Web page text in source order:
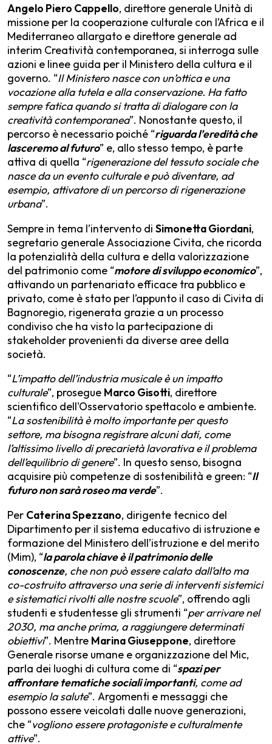
Angelo Piero Cappello, direttore generale Unità di
missione per la cooperazione culturale con l’Africa e il
Mediterraneo allargato e direttore generale ad
interim Creatività contemporanea, si interroga sulle
azioni e linee guida per il Ministero della cultura e il
governo. “Il Ministero nasce con un’ottica e una
vocazione alla tutela e alla conservazione. Ha fatto
sempre fatica quando si tratta di dialogare con la
creatività contemporanea”. Nonostante questo, il
percorso è necessario poiché “riguarda l’eredità che
lasceremo al futuro” e, allo stesso tempo, è parte
attiva di quella “rigenerazione del tessuto sociale che
nasce da un evento culturale e può diventare, ad
esempio, attivatore di un percorso di rigenerazione
urbana”.
Sempre in tema l’intervento di Simonetta Giordani,
segretario generale Associazione Civita, che ricorda
la potenzialità della cultura e della valorizzazione
del patrimonio come “motore di sviluppo economico”,
attivando un partenariato efficace tra pubblico e
privato, come è stato per l’appunto il caso di Civita di
Bagnoregio, rigenerata grazie a un processo
condiviso che ha visto la partecipazione di
stakeholder provenienti da diverse aree della
società.
“L’impatto dell’industria musicale è un impatto
culturale”, prosegue Marco Gisotti, direttore
scientifico dell'Osservatorio spettacolo e ambiente.
“La sostenibilità è molto importante per questo
settore, ma bisogna registrare alcuni dati, come
l’altissimo livello di precarietà lavorativa e il problema
dell’equilibrio di genere”. In questo senso, bisogna
acquisire più competenze di sostenibilità e green: “Il
futuro non sarà roseo ma verde”.
Per Caterina Spezzano, dirigente tecnico del
Dipartimento per il sistema educativo di istruzione e
formazione del Ministero dell’istruzione e del merito
(Mim), “la parola chiave è il patrimonio delle
conoscenze, che non può essere calato dall’alto ma
co-costruito attraverso una serie di interventi sistemici
e sistematici rivolti alle nostre scuole”, offrendo agli
studenti e studentesse gli strumenti “per arrivare nel
2030, ma anche prima, a raggiungere determinati
obiettivi”. Mentre Marina Giuseppone, direttore
Generale risorse umane e organizzazione del Mic,
parla dei luoghi di cultura come di “spazi per
affrontare tematiche sociali importanti, come ad
esempio la salute”. Argomenti e messaggi che
possono essere veicolati dalle nuove generazioni,
che “vogliono essere protagoniste e culturalmente
attive”.